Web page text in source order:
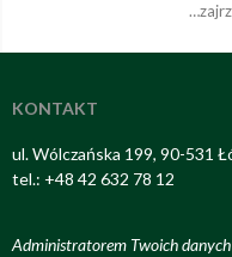
KONTAKT
ul. Wólczańska 199, 90-531
tel.: +48 42 632 78 12
Administratorem Twoich